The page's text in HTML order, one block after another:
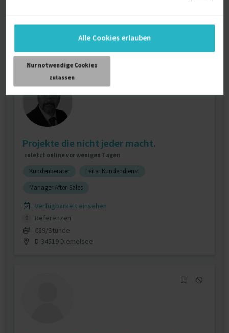
Alle Cookies erlauben
Nur notwendige Cookies
zulassen
Projekte die nicht jeder macht.
zuletzt online vor wenigen Tagen
Kundenberater
Leiter Kundendienst
Manager After-Sales
Verfügbarkeit einsehen
0
Referenzen
€89/Stunde
D-34519 Diemelsee